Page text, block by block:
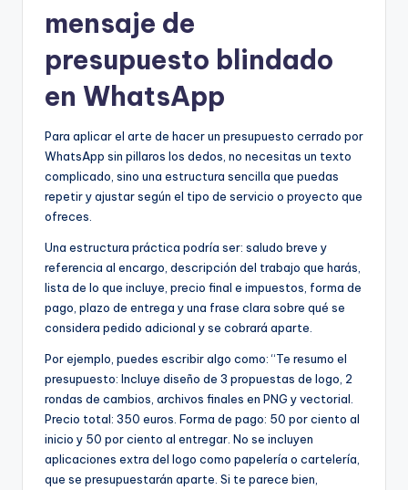
mensaje de
presupuesto blindado
en WhatsApp
Para aplicar el arte de hacer un presupuesto cerrado por
WhatsApp sin pillaros los dedos, no necesitas un texto
complicado, sino una estructura sencilla que puedas
repetir y ajustar según el tipo de servicio o proyecto que
ofreces.
Una estructura práctica podría ser: saludo breve y
referencia al encargo, descripción del trabajo que harás,
lista de lo que incluye, precio final e impuestos, forma de
pago, plazo de entrega y una frase clara sobre qué se
considera pedido adicional y se cobrará aparte.
Por ejemplo, puedes escribir algo como: “Te resumo el
presupuesto: Incluye diseño de 3 propuestas de logo, 2
rondas de cambios, archivos finales en PNG y vectorial.
Precio total: 350 euros. Forma de pago: 50 por ciento al
inicio y 50 por ciento al entregar. No se incluyen
aplicaciones extra del logo como papelería o cartelería,
que se presupuestarán aparte. Si te parece bien,